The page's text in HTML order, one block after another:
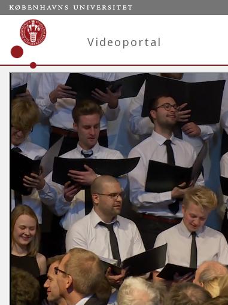
Videoportal